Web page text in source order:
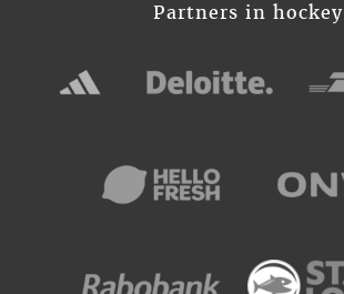
Partners in hockey